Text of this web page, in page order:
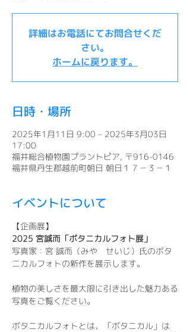
詳細はお電話にてお問合せくだ
さい。
ホームに戻ります。
日時・場所
2025年1月11日 9:00 – 2025年3月03日
17:00
福井総合植物園プラントピア, 〒916-0146
福井県丹生郡越前町朝日 朝日１７－３－１
イベントについて
【企画展】
2025 宮誠而「ボタニカルフォト展」
写真家：宮 誠而（みや　せいじ）氏のボタ
ニカルフォトの新作を展示します。
植物の美しさを最大限に引き出した魅力ある
写真をご覧ください。
ボタニカルフォトとは、「ボタニカル」は